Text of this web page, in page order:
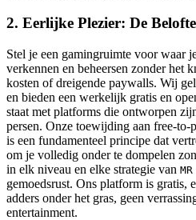
2. Eerlijke Plezier: De
Stel je een gamingruimte voor waar
verkennen en beheersen zonder het
kosten of dreigende paywalls. Wij
en bieden een werkelijk gratis en
staat met platforms die ontworpen
persen. Onze toewijding aan free-to-
is een fundamenteel principe dat
om je volledig onder te dompelen
in elk niveau en elke strategie van
gemoedsrust. Ons platform is gratis,
adders onder het gras, geen
entertainment.